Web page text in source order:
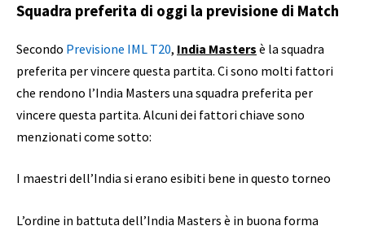
Squadra preferita di oggi la previsione di Match
Secondo Previsione IML T20, India Masters è la squadra
preferita per vincere questa partita. Ci sono molti fattori
che rendono l’India Masters una squadra preferita per
vincere questa partita. Alcuni dei fattori chiave sono
menzionati come sotto:
I maestri dell’India si erano esibiti bene in questo torneo
L’ordine in battuta dell’India Masters è in buona forma